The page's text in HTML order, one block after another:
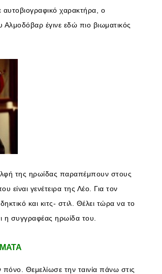
αυτοβιογραφικό χαρακτήρα, ο
έγινε εδώ πιο βιωματικός
της ηρωίδας παραπέμπουν στους
είναι γενέτειρα της Λέο. Για τον
και κιτς- στιλ. Θέλει τώρα να το
η συγγραφέας ηρωίδα του.
Θεμελίωσε την ταινία πάνω στις